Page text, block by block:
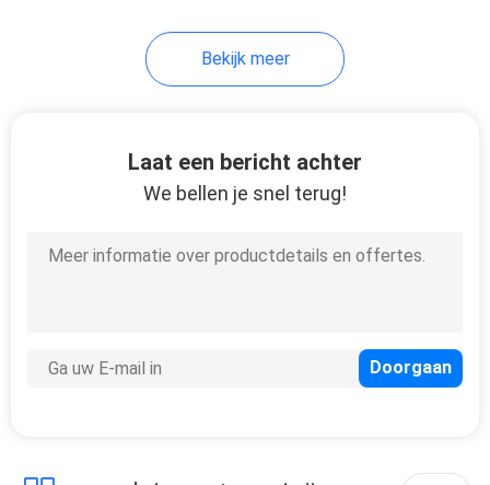
Bekijk meer
Laat een bericht achter
We bellen je snel terug!